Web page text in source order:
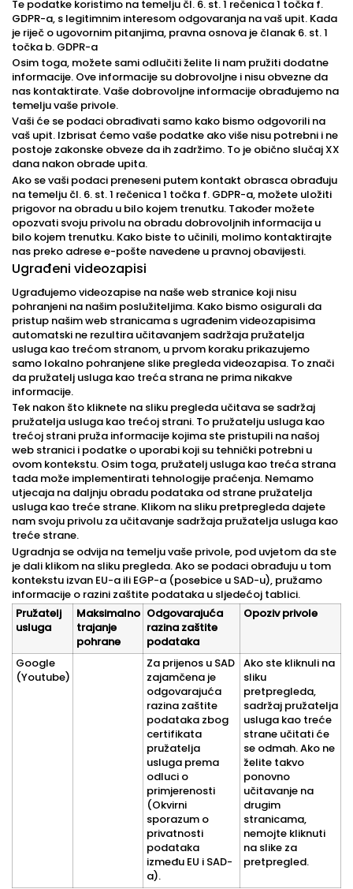
Te podatke koristimo na temelju čl. 6. st. 1 rečenica 1 točka f.
GDPR-a, s legitimnim interesom odgovaranja na vaš upit. Kada
je riječ o ugovornim pitanjima, pravna osnova je članak 6. st. 1
točka b. GDPR-a
Osim toga, možete sami odlučiti želite li nam pružiti dodatne
informacije. Ove informacije su dobrovoljne i nisu obvezne da
nas kontaktirate. Vaše dobrovoljne informacije obrađujemo na
temelju vaše privole.
Vaši će se podaci obrađivati samo kako bismo odgovorili na
vaš upit. Izbrisat ćemo vaše podatke ako više nisu potrebni i ne
postoje zakonske obveze da ih zadržimo. To je obično slučaj XX
dana nakon obrade upita.
Ako se vaši podaci preneseni putem kontakt obrasca obrađuju
na temelju čl. 6. st. 1 rečenica 1 točka f. GDPR-a, možete uložiti
prigovor na obradu u bilo kojem trenutku. Također možete
opozvati svoju privolu na obradu dobrovoljnih informacija u
bilo kojem trenutku. Kako biste to učinili, molimo kontaktirajte
nas preko adrese e-pošte navedene u pravnoj obavijesti.
Ugrađeni videozapisi
Ugrađujemo videozapise na naše web stranice koji nisu
pohranjeni na našim poslužiteljima. Kako bismo osigurali da
pristup našim web stranicama s ugrađenim videozapisima
automatski ne rezultira učitavanjem sadržaja pružatelja
usluga kao trećom stranom, u prvom koraku prikazujemo
samo lokalno pohranjene slike pregleda videozapisa. To znači
da pružatelj usluga kao treća strana ne prima nikakve
informacije.
Tek nakon što kliknete na sliku pregleda učitava se sadržaj
pružatelja usluga kao trećoj strani. To pružatelju usluga kao
trećoj strani pruža informacije kojima ste pristupili na našoj
web stranici i podatke o uporabi koji su tehnički potrebni u
ovom kontekstu. Osim toga, pružatelj usluga kao treća strana
tada može implementirati tehnologije praćenja. Nemamo
utjecaja na daljnju obradu podataka od strane pružatelja
usluga kao treće strane. Klikom na sliku pretpregleda dajete
nam svoju privolu za učitavanje sadržaja pružatelja usluga kao
treće strane.
Ugradnja se odvija na temelju vaše privole, pod uvjetom da ste
je dali klikom na sliku pregleda. Ako se podaci obrađuju u tom
kontekstu izvan EU-a ili EGP-a (posebice u SAD-u), pružamo
informacije o razini zaštite podataka u sljedećoj tablici.
Pružatelj
usluga
Maksimalno
trajanje
pohrane
Odgovarajuća
razina zaštite
podataka
Opoziv privole
Google
(Youtube)
Za prijenos u SAD
zajamčena je
odgovarajuća
razina zaštite
podataka zbog
certifikata
pružatelja
usluga prema
odluci o
primjerenosti
(Okvirni
sporazum o
privatnosti
podataka
između EU i SAD-
a).
Ako ste kliknuli na
sliku
pretpregleda,
sadržaj pružatelja
usluga kao treće
strane učitati će
se odmah. Ako ne
želite takvo
ponovno
učitavanje na
drugim
stranicama,
nemojte kliknuti
na slike za
pretpregled.